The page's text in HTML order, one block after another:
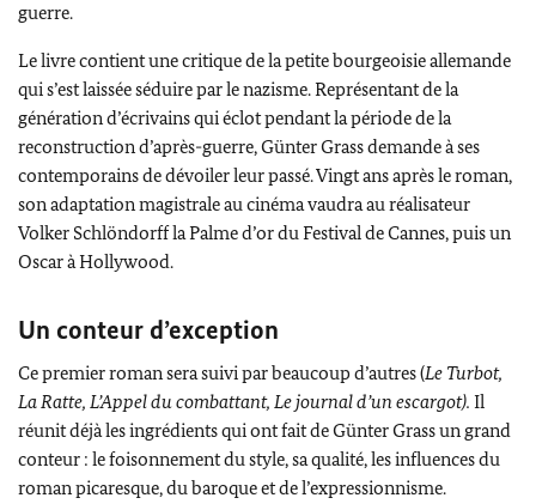
guerre.
Le livre contient une critique de la petite bourgeoisie allemande
qui s’est laissée séduire par le nazisme. Représentant de la
génération d’écrivains qui éclot pendant la période de la
reconstruction d’après-guerre,Günter Grassdemande à ses
contemporains de dévoiler leur passé. Vingt ans après le roman,
son adaptation magistrale au cinéma vaudra au réalisateur
Volker Schlöndorffla Palme d’or du Festival de Cannes, puis un
Oscar à Hollywood.
Un conteur d’exception
Ce premier roman sera suivi par beaucoup d’autres (Le Turbot,
La Ratte, L’Appel du combattant, Le journal d’un escargot). Il
réunit déjà les ingrédients qui ont fait deGünter Grassun grand
conteur : le foisonnement du style, sa qualité, les influences du
roman picaresque, du baroque et de l’expressionnisme.